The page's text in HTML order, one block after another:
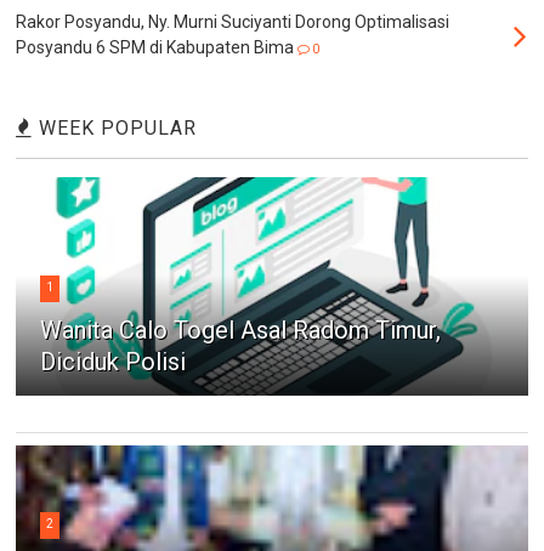
Rakor Posyandu, Ny. Murni Suciyanti Dorong Optimalisasi
Posyandu 6 SPM di Kabupaten Bima
0
WEEK POPULAR
1
Wanita Calo Togel Asal Radom Timur,
Diciduk Polisi
2